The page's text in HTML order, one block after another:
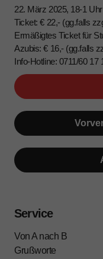
22. März 2025, 18-1 Uhr
Ticket: € 22,- (gg.falls
Ermäßigtes Ticket für
Azubis: € 16,- (gg.falls
Info-Hotline: 0711/60 17
Service
Von A nach B
Grußworte